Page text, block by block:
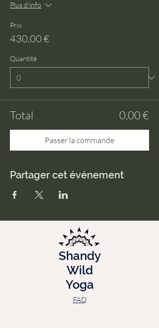
Plus d'info
Prix
430,00 €
Quantité
Total 0,00 €
Passer la commande
Partager cet événement
Shandy
Wild
Yoga
FAQ